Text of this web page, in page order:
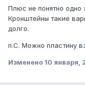
Плюс не понятно одно
Кронштейны такие
долго.
п.С. Можно пластину
Изменено 10 января,